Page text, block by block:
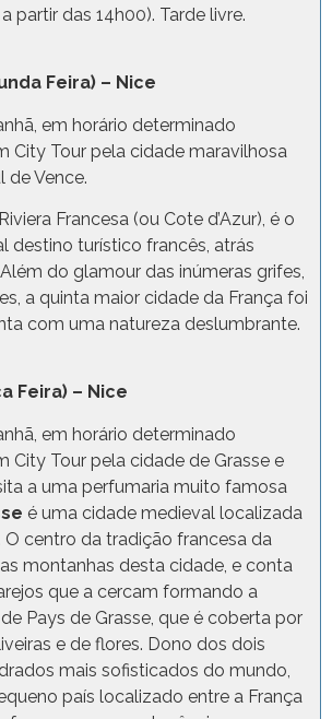
partir das 14h00). Tarde livre.
Feira) – Nice
em horário determinado
City Tour pela cidade maravilhosa
de Vence.
Francesa (ou Cote d’Azur), é o
destino turístico francês, atrás
do glamour das inúmeras grifes,
a quinta maior cidade da França foi
com uma natureza deslumbrante.
Feira) – Nice
em horário determinado
City Tour pela cidade de Grasse e
a uma perfumaria muito famosa
é uma cidade medieval localizada
O centro da tradição francesa da
montanhas desta cidade, e conta
que a cercam formando a
Pays de Grasse, que é coberta por
e de flores. Dono dos dois
mais sofisticados do mundo,
país localizado entre a França